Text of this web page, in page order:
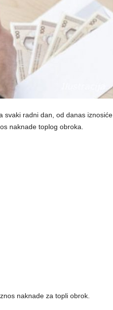
svaki radni dan, od danas iznosiće
naknade toplog obroka.
naknade za topli obrok.